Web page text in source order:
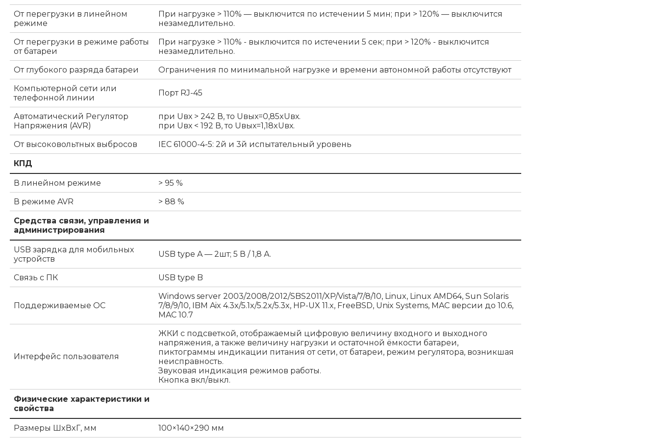
От перегрузки в линейном
режиме
При нагрузке > 110% — выключится по истечении 5 мин; при > 120% — выключится
незамедлительно.
От перегрузки в режиме работы
от батареи
При нагрузке > 110% - выключится по истечении 5 сек; при > 120% - выключится
незамедлительно.
От глубокого разряда батареи
Ограничения по минимальной нагрузке и времени автономной работы отсутствуют
Компьютерной сети или
телефонной линии
Порт RJ-45
Автоматический Регулятор
Напряжения (AVR)
при Uвх > 242 В, то Uвых=0,85xUвх.
при Uвх < 192 В, то Uвых=1,18xUвх.
От высоковольтных выбросов
IEC 61000-4-5: 2й и 3й испытательный уровень
КПД
В линейном режиме
> 95 %
В режиме AVR
> 88 %
Средства связи, управления и
администрирования
USB зарядка для мобильных
устройств
USB type A — 2шт; 5 В / 1,8 А.
Связь с ПК USB type B
Поддерживаемые ОС
Windows server 2003/2008/2012/SBS2011/XP/Vista/7/8/10, Linux, Linux AMD64, Sun Solaris
7/8/9/10, IBM Aix 4.3x/5.1x/5.2x/5.3x, HP-UX 11.x, FreeBSD, Unix Systems, MAC версии до 10.6,
MAC 10.7
Интерфейс пользователя
ЖКИ с подсветкой, отображаемый цифровую величину входного и выходного
напряжения, а также величину нагрузки и остаточной ёмкости батареи,
пиктограммы индикации питания от сети, от батареи, режим регулятора, возникшая
неисправность.
Звуковая индикация режимов работы.
Кнопка вкл/выкл.
Физические характеристики и
свойства
Размеры ШxВxГ, мм 100×140×290 мм